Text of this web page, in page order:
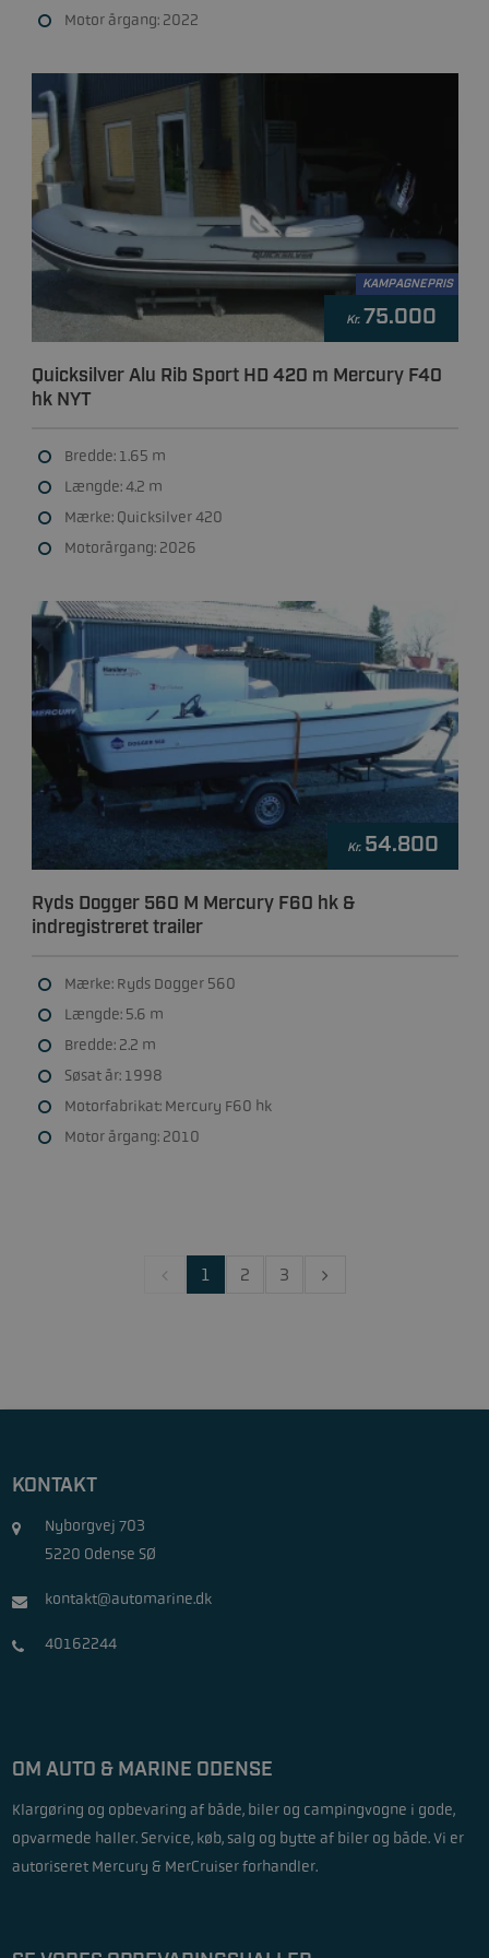
Motor årgang: 2022
KAMPAGNEPRIS
Kr. 75.000
Quicksilver Alu Rib Sport HD 420 m Mercury F40
hk NYT
Bredde: 1.65 m
Længde: 4.2 m
Mærke: Quicksilver 420
Motorårgang: 2026
Kr. 54.800
Ryds Dogger 560 M Mercury F60 hk &
indregistreret trailer
Mærke: Ryds Dogger 560
Længde: 5.6 m
Bredde: 2.2 m
Søsat år: 1998
Motorfabrikat: Mercury F60 hk
Motor årgang: 2010
1 2 3
KONTAKT
Nyborgvej 703
5220 Odense SØ
kontakt@automarine.dk
40162244
OM AUTO & MARINE ODENSE
Klargøring og opbevaring af både, biler og campingvogne i gode,
opvarmede haller. Service, køb, salg og bytte af biler og både. Vi er
autoriseret Mercury & MerCruiser forhandler.